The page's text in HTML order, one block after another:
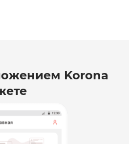
Korona